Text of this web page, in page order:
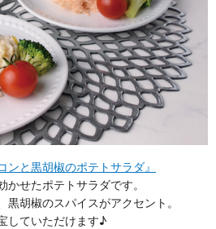
と黒胡椒のポテトサラダ』
せたポテトサラダです。
胡椒のスパイスがアクセント。
していただけます♪